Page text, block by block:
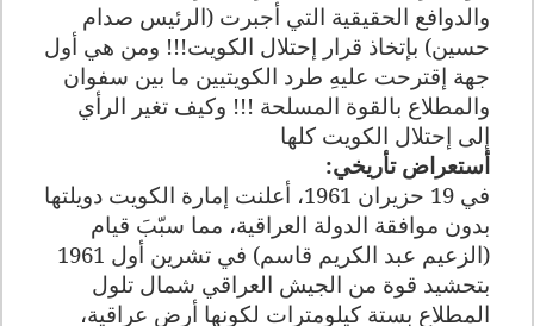
والدوافع الحقيقية التي أجبرت (الرئيس صدام
حسين) بإتخاذ قرار إحتلال الكويت!!! ومن هي أول
جهة إقترحت عليهِ طرد الكويتيين ما بين سفوان
والمطلاع بالقوة المسلحة !!! وكيف تغير الرأي
إلى إحتلال الكويت كلها
أستعراض تأريخي:
في 19 حزيران 1961، أعلنت إمارة الكويت دويلتها
بدون موافقة الدولة العراقية، مما سبّبَ قيام
(الزعيم عبد الكريم قاسم) في تشرين أول 1961
بتحشيد قوة من الجيش العراقي شمال تلول
المطلاع بستة كيلومترات لكونها أرض عراقية،